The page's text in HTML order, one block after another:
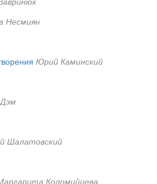
Несмиян
Юрий Каминский
Шалатовский
Коломийцева